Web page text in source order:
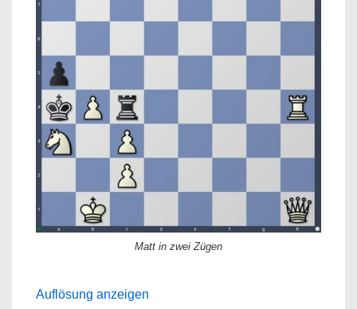
Matt in zwei Zügen
Auflösung anzeigen